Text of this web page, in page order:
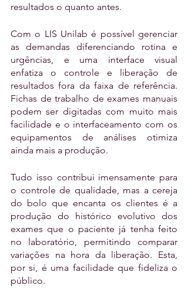
resultados o quanto antes.
Com o LIS Unilab é possível gerenciar
as demandas diferenciando rotina e
urgências, e uma interface visual
enfatiza o controle e liberação de
resultados fora da faixa de referência.
Fichas de trabalho de exames manuais
podem ser digitadas com muito mais
facilidade e o interfaceamento com os
equipamentos de análises otimiza
ainda mais a produção.
Tudo isso contribui imensamente para
o controle de qualidade, mas a cereja
do bolo que encanta os clientes é a
produção do histórico evolutivo dos
exames que o paciente já tenha feito
no laboratório, permitindo comparar
variações na hora da liberação. Esta,
por si, é uma facilidade que fideliza o
público.